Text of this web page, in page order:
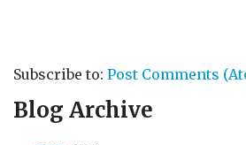
Subscribe to: Post Comments
Blog Archive